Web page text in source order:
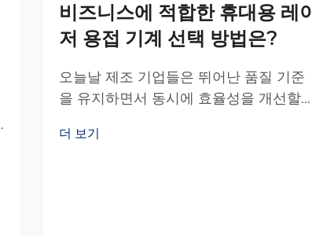
비즈니스에 적합한 휴대용 레이
저 용접 기계 선택 방법은?
오늘날 제조 기업들은 뛰어난 품질 기준
을 유지하면서 동시에 효율성을 개선할
다. 휴대용 레이저 용접 장비의 등장은 무
더 보기